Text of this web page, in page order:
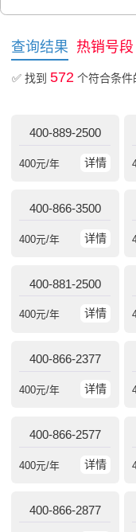
查询结果 热销号段
✅ 找到 572 个符合条件
400-889-2500
详情
400元/年
400-866-3500
详情
400元/年
400-881-2500
详情
400元/年
400-866-2377
详情
400元/年
400-866-2577
详情
400元/年
400-866-2877